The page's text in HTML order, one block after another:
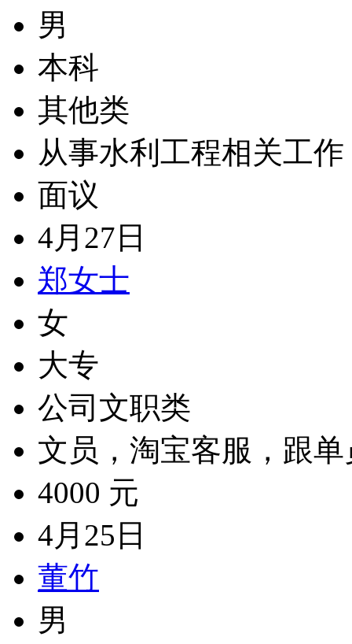
男
本科
其他类
从事水利工程相关工作
面议
4月27日
郑女士
女
大专
公司文职类
文员，淘宝客服，跟单
4000 元
4月25日
董竹
男